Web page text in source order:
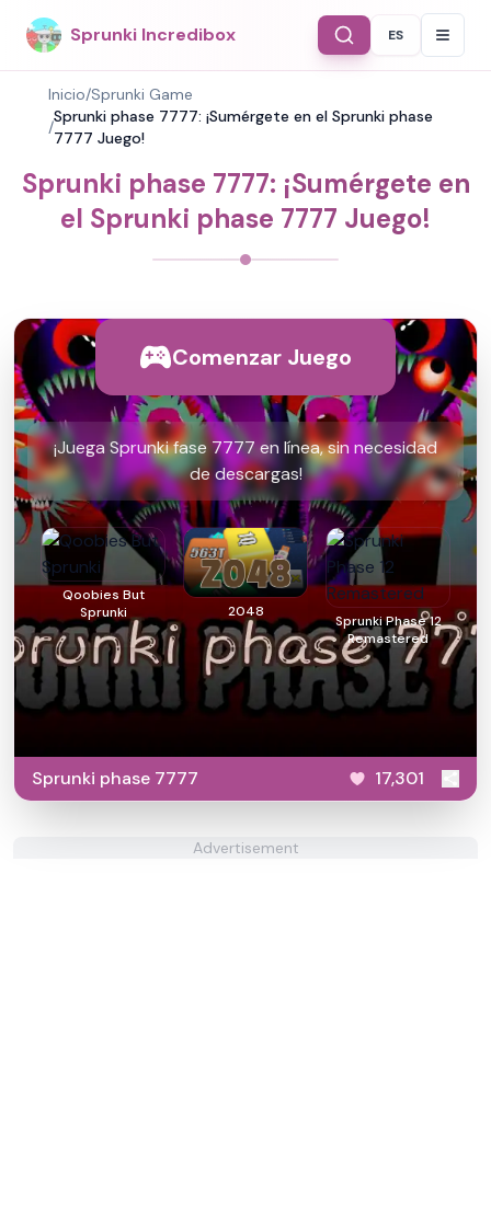
Sprunki Incredibox Select
ES
Inicio/Sprunki Game
/
Sprunki phase 7777: ¡Sumérgete en el Sprunki phase
7777 Juego!
Sprunki phase 7777: ¡Sumérgete en
el Sprunki phase 7777 Juego!
Comenzar Juego
¡Juega Sprunki fase 7777 en línea, sin necesidad
de descargas!
Qoobies But
Sprunki
2048
Sprunki Phase 12
Remastered
Sprunki phase 7777 17,301
Advertisement